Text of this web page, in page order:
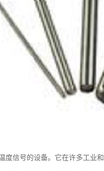
信号的设备。它在许多工业